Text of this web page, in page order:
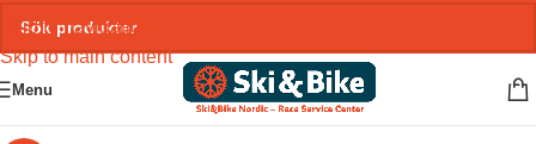
Skip to navigation
Skip to main content
Menu